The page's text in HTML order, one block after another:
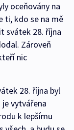
oceňovány na
ti, kdo se na mě
svátek 28. října
Zároveň
nic
28. října byl
vytvářena
k lepšímu